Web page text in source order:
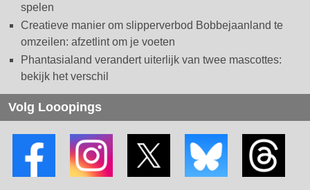
spelen
Creatieve manier om slipperverbod Bobbejaanland te
omzeilen: afzetlint om je voeten
Phantasialand verandert uiterlijk van twee mascottes:
bekijk het verschil
Volg Looopings